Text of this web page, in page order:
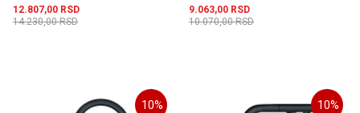
12.807,00 RSD
14.230,00RSD
9.063,00 RSD
10.070,00RSD
10% 10%